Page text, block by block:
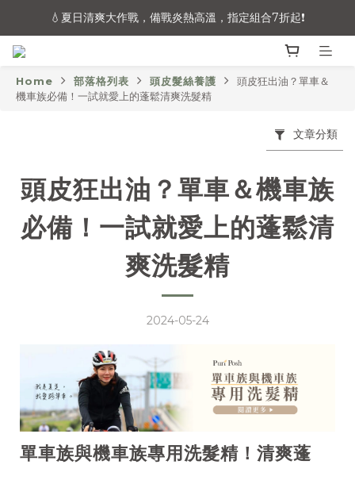
炎夏救援！全館48hr內快速出貨🚚（不含例假日與國定假日）
💧夏日清爽大作戰，備戰炎熱高溫，指定組合7折起❗
炎夏救援！全館48hr內快速出貨🚚（不含例假日與國定假日）
Home 部落格列表 頭皮髮絲養護
頭皮狂出油？單車＆
機車族必備！一試就愛上的蓬鬆清爽洗髮精
文章分類
頭皮狂出油？單車＆機車族
必備！一試就愛上的蓬鬆清
爽洗髮精
2024-05-24
單車族與機車族專用洗髮精！清爽蓬